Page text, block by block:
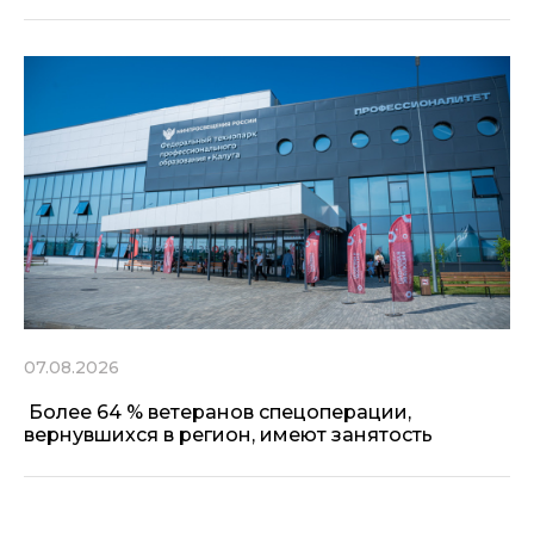
07.08.2026
Более 64 % ветеранов спецоперации,
вернувшихся в регион, имеют занятость